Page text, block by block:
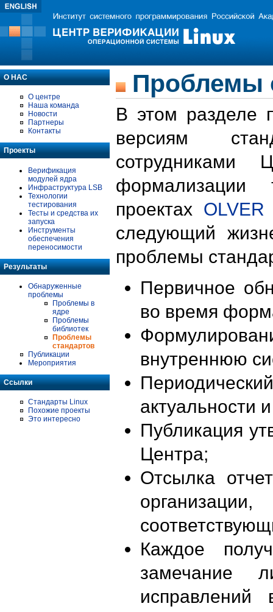
О НАС
О центре
Наша команда
Новости
Партнеры
Контакты
Проекты
Верификация
модулей ядра
Инфраструктура LSB
Технологии
тестирования
Тесты и средства их
запуска
Инструменты
обеспечения
переносимости
Результаты
Обнаруженные
проблемы
Проблемы в
ядре
Проблемы
библиотек
Проблемы
стандартов
Публикации
Мероприятия
Ссылки
Стандарты Linux
Похожие проекты
Это интересно
Проблемы
В этом разделе
версиям
формализации
проектах OLVER
следующий
проблемы
Первичное
во время
внутреннюю
актуальности
Публикация
Центра;
Отсылка
Каждое
замечание
исправлений